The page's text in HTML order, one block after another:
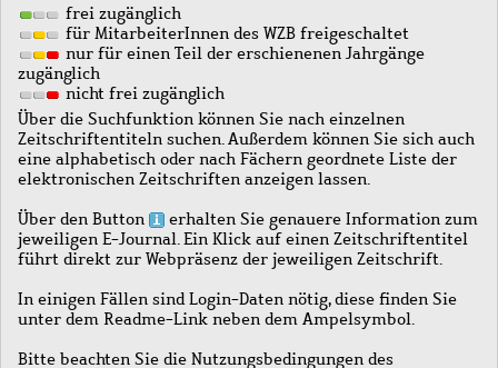
frei zugänglich
für MitarbeiterInnen des WZB freigeschaltet
nur für einen Teil der erschienenen Jahrgänge
zugänglich
nicht frei zugänglich
Über die Suchfunktion können Sie nach einzelnen
Zeitschriftentiteln suchen. Außerdem können Sie sich auch
eine alphabetisch oder nach Fächern geordnete Liste der
elektronischen Zeitschriften anzeigen lassen.
Über den Button
erhalten Sie genauere Information zum
jeweiligen E-Journal. Ein Klick auf einen Zeitschriftentitel
führt direkt zur Webpräsenz der jeweiligen Zeitschrift.
In einigen Fällen sind Login-Daten nötig, diese finden Sie
unter dem Readme-Link neben dem Ampelsymbol.
Bitte beachten Sie die Nutzungsbedingungen des